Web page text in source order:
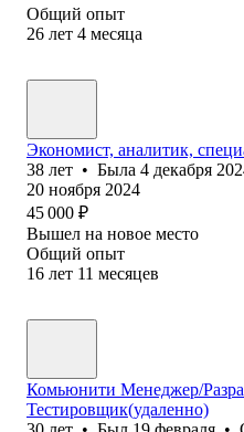
Общий опыт
26 лет 4 месяца
Экономист, аналитик,
38 лет • Была 4 декабря
20 ноября 2024
45 000 ₽
Вышел на новое место
Общий опыт
16 лет 11 месяцев
Комьюнити Менеджер/
Тестировщик(удаленно)